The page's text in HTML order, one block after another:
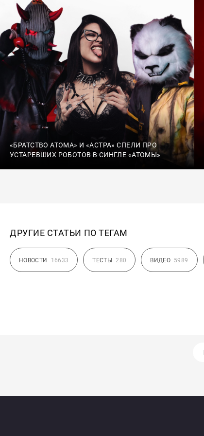
«БРАТСТВО АТОМА» И «АСТРА» СПЕЛИ ПРО
УСТАРЕВШИХ РОБОТОВ В СИНГЛЕ «АТОМЫ»
ДРУГИЕ СТАТЬИ ПО ТЕГАМ
НОВОСТИ 16633 ТЕСТЫ 280 ВИДЕО 5989